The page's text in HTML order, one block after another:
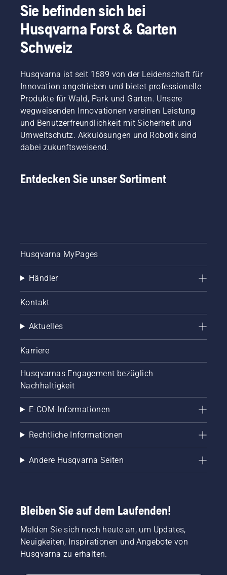
Sie befinden sich bei
Husqvarna Forst & Garten
Schweiz
Husqvarna ist seit 1689 von der Leidenschaft für
Innovation angetrieben und bietet professionelle
Produkte für Wald, Park und Garten. Unsere
wegweisenden Innovationen vereinen Leistung
und Benutzerfreundlichkeit mit Sicherheit und
Umweltschutz. Akkulösungen und Robotik sind
dabei zukunftsweisend.
Entdecken Sie unser Sortiment
Husqvarna MyPages
Händler
Kontakt
Aktuelles
Karriere
Husqvarnas Engagement bezüglich
Nachhaltigkeit
E-COM-Informationen
Rechtliche Informationen
Andere Husqvarna Seiten
Bleiben Sie auf dem Laufenden!
Melden Sie sich noch heute an, um Updates,
Neuigkeiten, Inspirationen und Angebote von
Husqvarna zu erhalten.